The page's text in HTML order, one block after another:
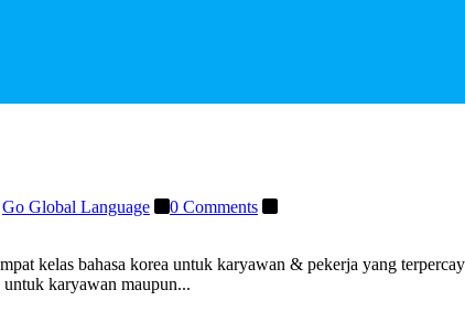
Go Global Language
0 Comments
kelas bahasa korea untuk karyawan & pekerja yang
karyawan maupun...